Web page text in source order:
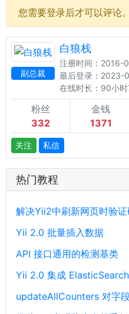
您需要登录后才可以评论。
副总裁
白狼栈
注册时间：2016-
最后登录：2023-
在线时长：90小时
粉丝
332
金钱
1371
关注 私信
热门教程
解决Yii2中刷新网页时验
Yii 2.0 批量插入数据
API 接口通用的检测基类
Yii 2.0 集成
updateAllCounters 对字